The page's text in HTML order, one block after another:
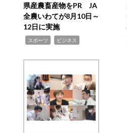
県産農畜産物をPR JA
全農いわてが8月10日～
12日に実施
スポーツ ビジネス